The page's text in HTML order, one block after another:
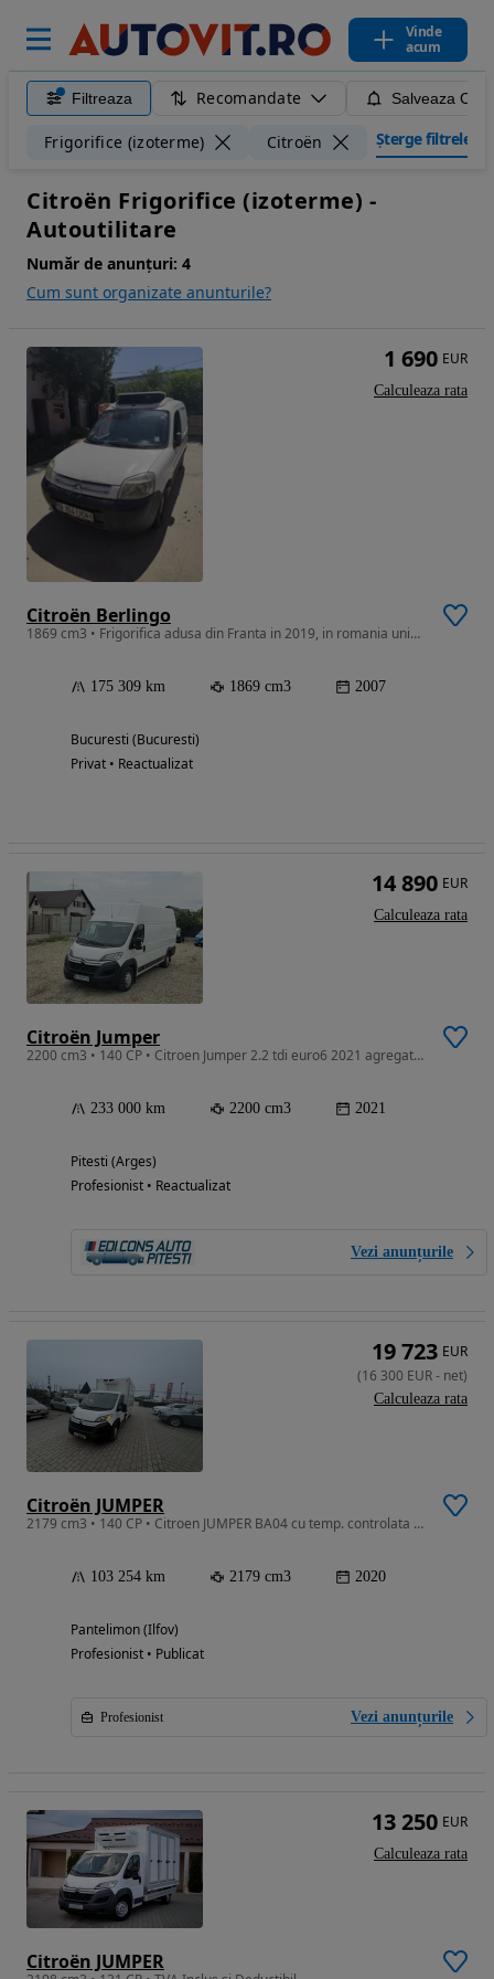
Vinde
acum
Filtreaza Recomandate Salveaza
Frigorifice (izoterme) Citroën Șterge filtrele
Citroën Frigorifice (izoterme) -
Autoutilitare
Număr de anunțuri: 4
Cum sunt organizate anunturile?
Citroën Berlingo
1869 cm3 • Frigorifica adusa din Franta in 2019, in romania unic proprietar
175 309 km 1869 cm3 2007
Bucuresti (Bucuresti)
Privat • Reactualizat
1 690 EUR
Calculeaza rata
Citroën Jumper
2200 cm3 • 140 CP • Citroen Jumper 2.2 tdi euro6 2021 agregat frigor +-Konvekta tva deduct
233 000 km 2200 cm3 2021
Pitesti (Arges)
Profesionist • Reactualizat
Vezi anunțurile
14 890 EUR
Calculeaza rata
Citroën JUMPER
2179 cm3 • 140 CP • Citroen JUMPER BA04 cu temp. controlata (cub)
103 254 km 2179 cm3 2020
Pantelimon (Ilfov)
Profesionist • Publicat
Profesionist Vezi anunțurile
19 723 EUR
(16 300 EUR- net)
Calculeaza rata
Citroën JUMPER
13 250 EUR
Calculeaza rata